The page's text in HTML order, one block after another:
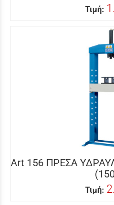
Τιμή:
Art 156 ΠΡΕΣΑ
Τιμή: